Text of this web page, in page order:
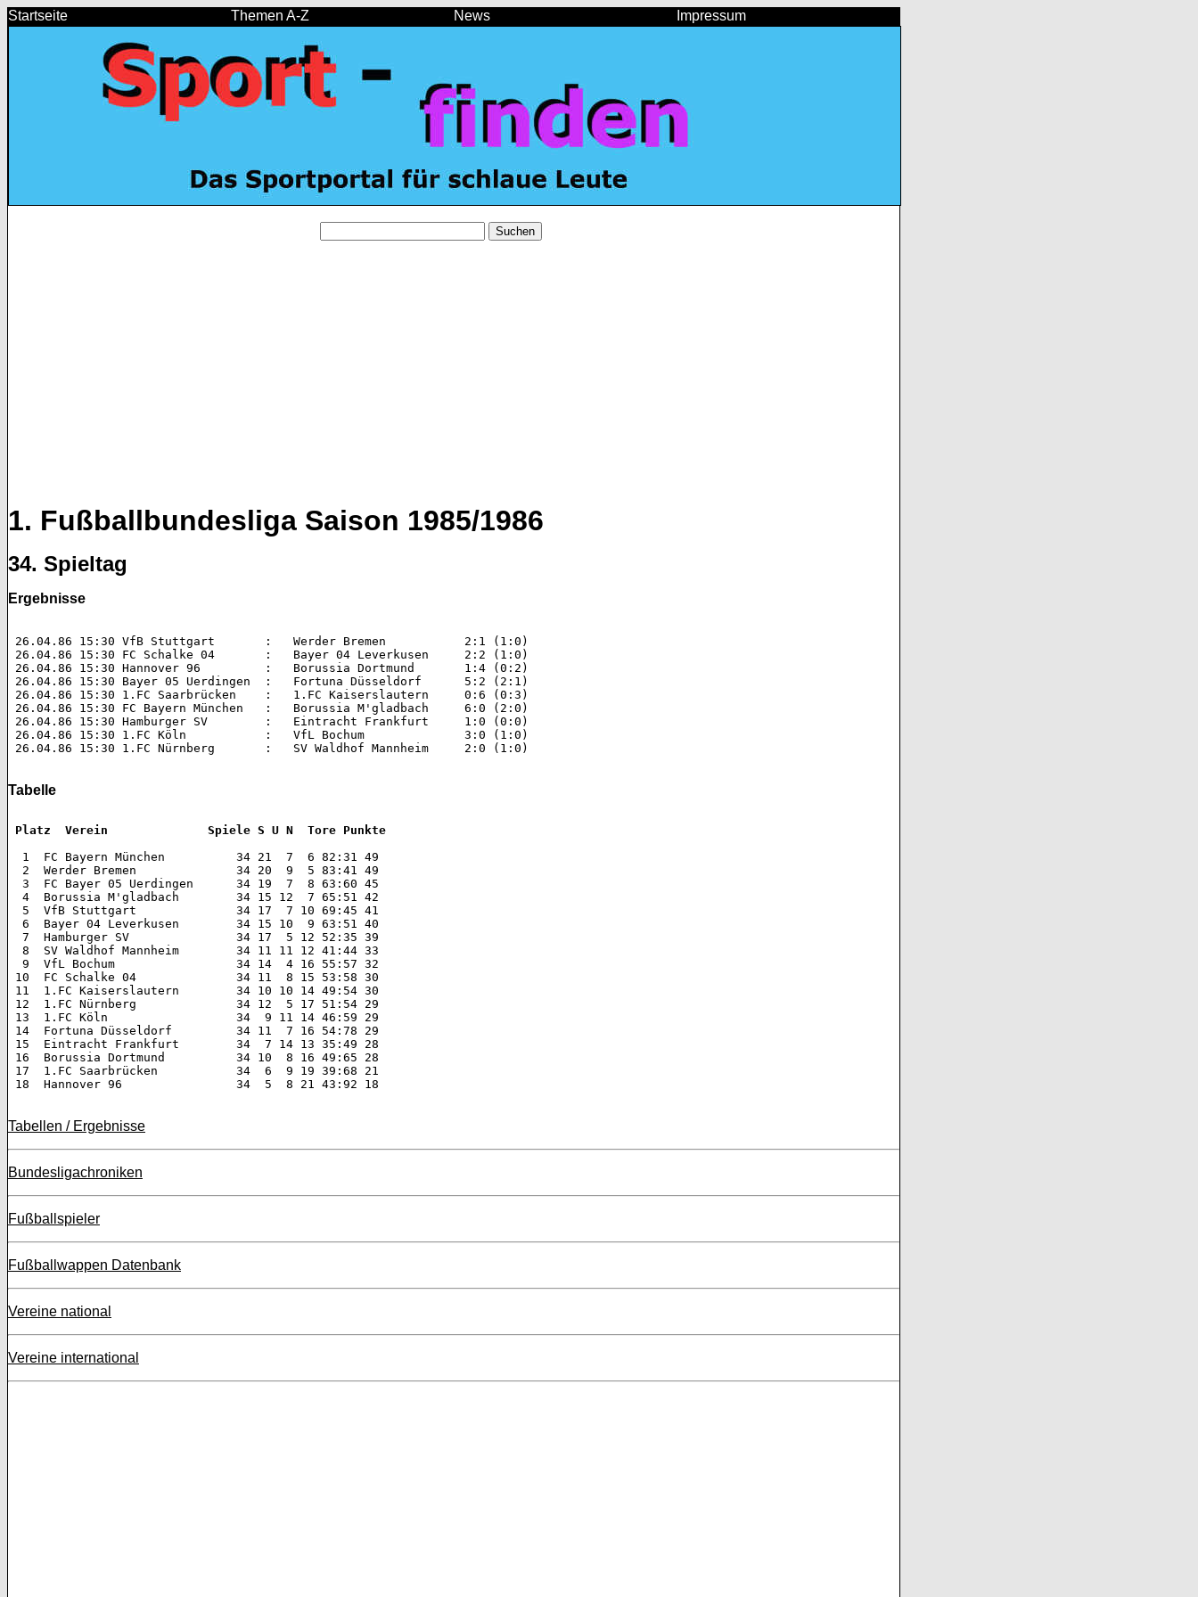
Startseite Themen A-Z News Impressum
Suchen
1. Fußballbundesliga Saison 1985/1986
34. Spieltag
Ergebnisse
26.04.86 15:30 VfB Stuttgart       :   Werder Bremen 		2:1 (1:0)
26.04.86 15:30 FC Schalke 04       :   Bayer 04 Leverkusen 	2:2 (1:0)
26.04.86 15:30 Hannover 96         :   Borussia Dortmund 	1:4 (0:2)
26.04.86 15:30 Bayer 05 Uerdingen  :   Fortuna Düsseldorf 	5:2 (2:1)
26.04.86 15:30 1.FC Saarbrücken    :   1.FC Kaiserslautern 	0:6 (0:3)
26.04.86 15:30 FC Bayern München   :   Borussia M'gladbach 	6:0 (2:0)
26.04.86 15:30 Hamburger SV        :   Eintracht Frankfurt 	1:0 (0:0)
26.04.86 15:30 1.FC Köln           :   VfL Bochum 		3:0 (1:0)
26.04.86 15:30 1.FC Nürnberg       :   SV Waldhof Mannheim 	2:0 (1:0)
Tabelle
Platz  Verein 		    Spiele S U N  Tore Punkte
  1  FC Bayern München 		34 21  7  6 82:31 49
  2  Werder Bremen 		34 20  9  5 83:41 49
  3  FC Bayer 05 Uerdingen 	34 19  7  8 63:60 45
  4  Borussia M'gladbach 	34 15 12  7 65:51 42
  5  VfB Stuttgart 		34 17  7 10 69:45 41
  6  Bayer 04 Leverkusen 	34 15 10  9 63:51 40
  7  Hamburger SV 		34 17  5 12 52:35 39
  8  SV Waldhof Mannheim 	34 11 11 12 41:44 33
  9  VfL Bochum 		34 14  4 16 55:57 32
10  FC Schalke 04 		34 11  8 15 53:58 30
11  1.FC Kaiserslautern 	34 10 10 14 49:54 30
12  1.FC Nürnberg 		34 12  5 17 51:54 29
13  1.FC Köln 			34  9 11 14 46:59 29
14  Fortuna Düsseldorf 	34 11  7 16 54:78 29
15  Eintracht Frankfurt 	34  7 14 13 35:49 28
16  Borussia Dortmund 		34 10  8 16 49:65 28
17  1.FC Saarbrücken 		34  6  9 19 39:68 21
18  Hannover 96 		34  5  8 21 43:92 18
Tabellen / Ergebnisse
Bundesligachroniken
Fußballspieler
Fußballwappen Datenbank
Vereine national
Vereine international